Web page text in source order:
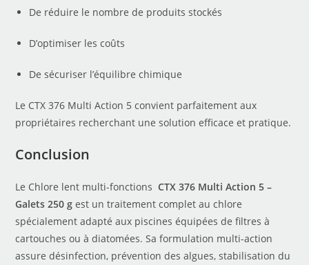
De réduire le nombre de produits stockés
D’optimiser les coûts
De sécuriser l’équilibre chimique
Le CTX 376 Multi Action 5 convient parfaitement aux
propriétaires recherchant une solution efficace et pratique.
Conclusion
Le Chlore lent multi-fonctionsCTX 376 Multi Action 5 –
Galets 250 g est un traitement complet au chlore
spécialement adapté aux piscines équipées de filtres à
cartouches ou à diatomées. Sa formulation multi-action
assure désinfection, prévention des algues, stabilisation du